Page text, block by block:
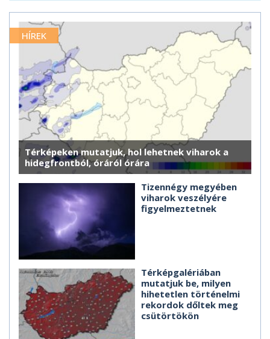
HÍREK
Térképeken mutatjuk, hol lehetnek viharok a
hidegfrontból, óráról órára
Tizennégy megyében
viharok veszélyére
figyelmeztetnek
Térképgalériában
mutatjuk be, milyen
hihetetlen történelmi
rekordok dőltek meg
csütörtökön